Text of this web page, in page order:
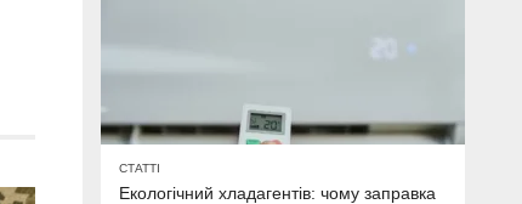
СТАТТІ
Екологічний хладагентів: чому заправка